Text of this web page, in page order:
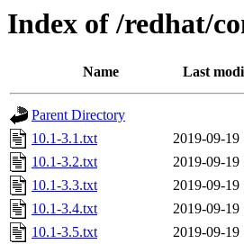
Index of /redhat/
Name Last
Parent Directory
10.1-3.1.txt
2019-09-19
10.1-3.2.txt
2019-09-19
10.1-3.3.txt
2019-09-19
10.1-3.4.txt
2019-09-19
10.1-3.5.txt
2019-09-19